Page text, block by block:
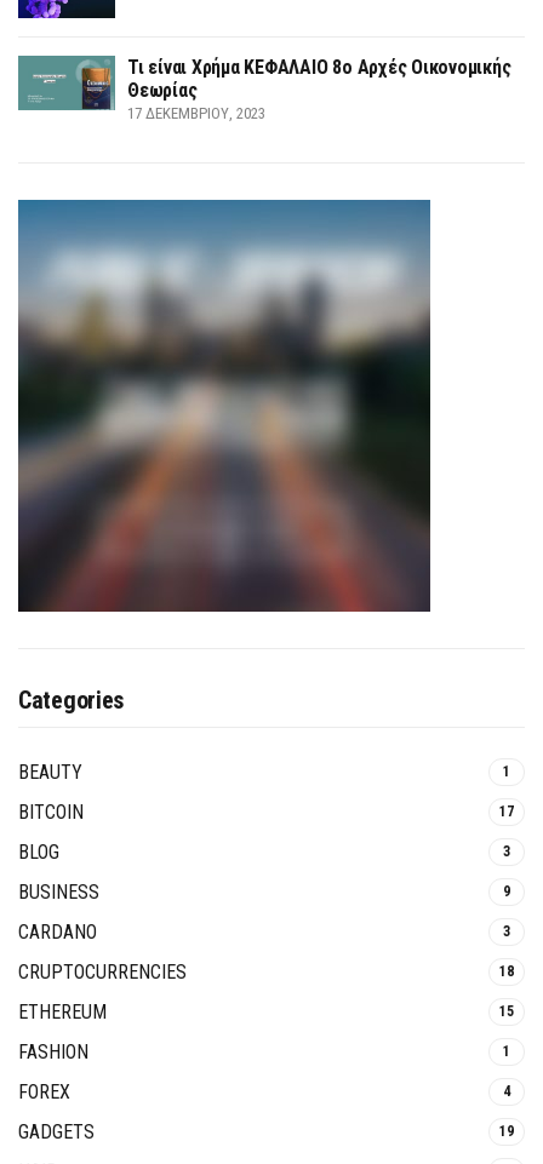
Τι είναι Χρήμα ΚΕΦΑΛΑΙΟ 8ο Αρχές Οικονομικής
Θεωρίας
17 ΔΕΚΕΜΒΡΊΟΥ, 2023
Categories
BEAUTY 1
BITCOIN 17
BLOG 3
BUSINESS 9
CARDANO 3
CRUPTOCURRENCIES 18
ETHEREUM 15
FASHION 1
FOREX 4
GADGETS 19